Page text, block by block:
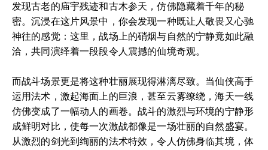
发现古老的庙宇残迹和古木参天，仿佛隐藏着千年的秘
密。沉浸在这片风景中，你会发现一种既让人敬畏又心驰
神往的感觉：这里，战场上的硝烟与自然的宁静竟如此融
洽，共同演绎着一段段令人震撼的仙境奇观。
而战斗场景更是将这种壮丽展现得淋漓尽致。当仙侠高手
运用法术，激起海面上的巨浪，甚至云雾缭绕，海天一线
仿佛变成了一幅动人的画卷。战斗的激烈与环境的宁静形
成鲜明对比，使每一次激战都像是一场壮丽的自然盛宴。
从激烈的剑光到绚丽的法术特效，令人仿佛身临其境，体